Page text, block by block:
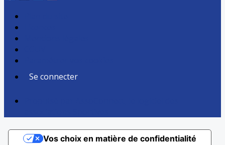
Se connecter
Vos choix en matière de confidentialité